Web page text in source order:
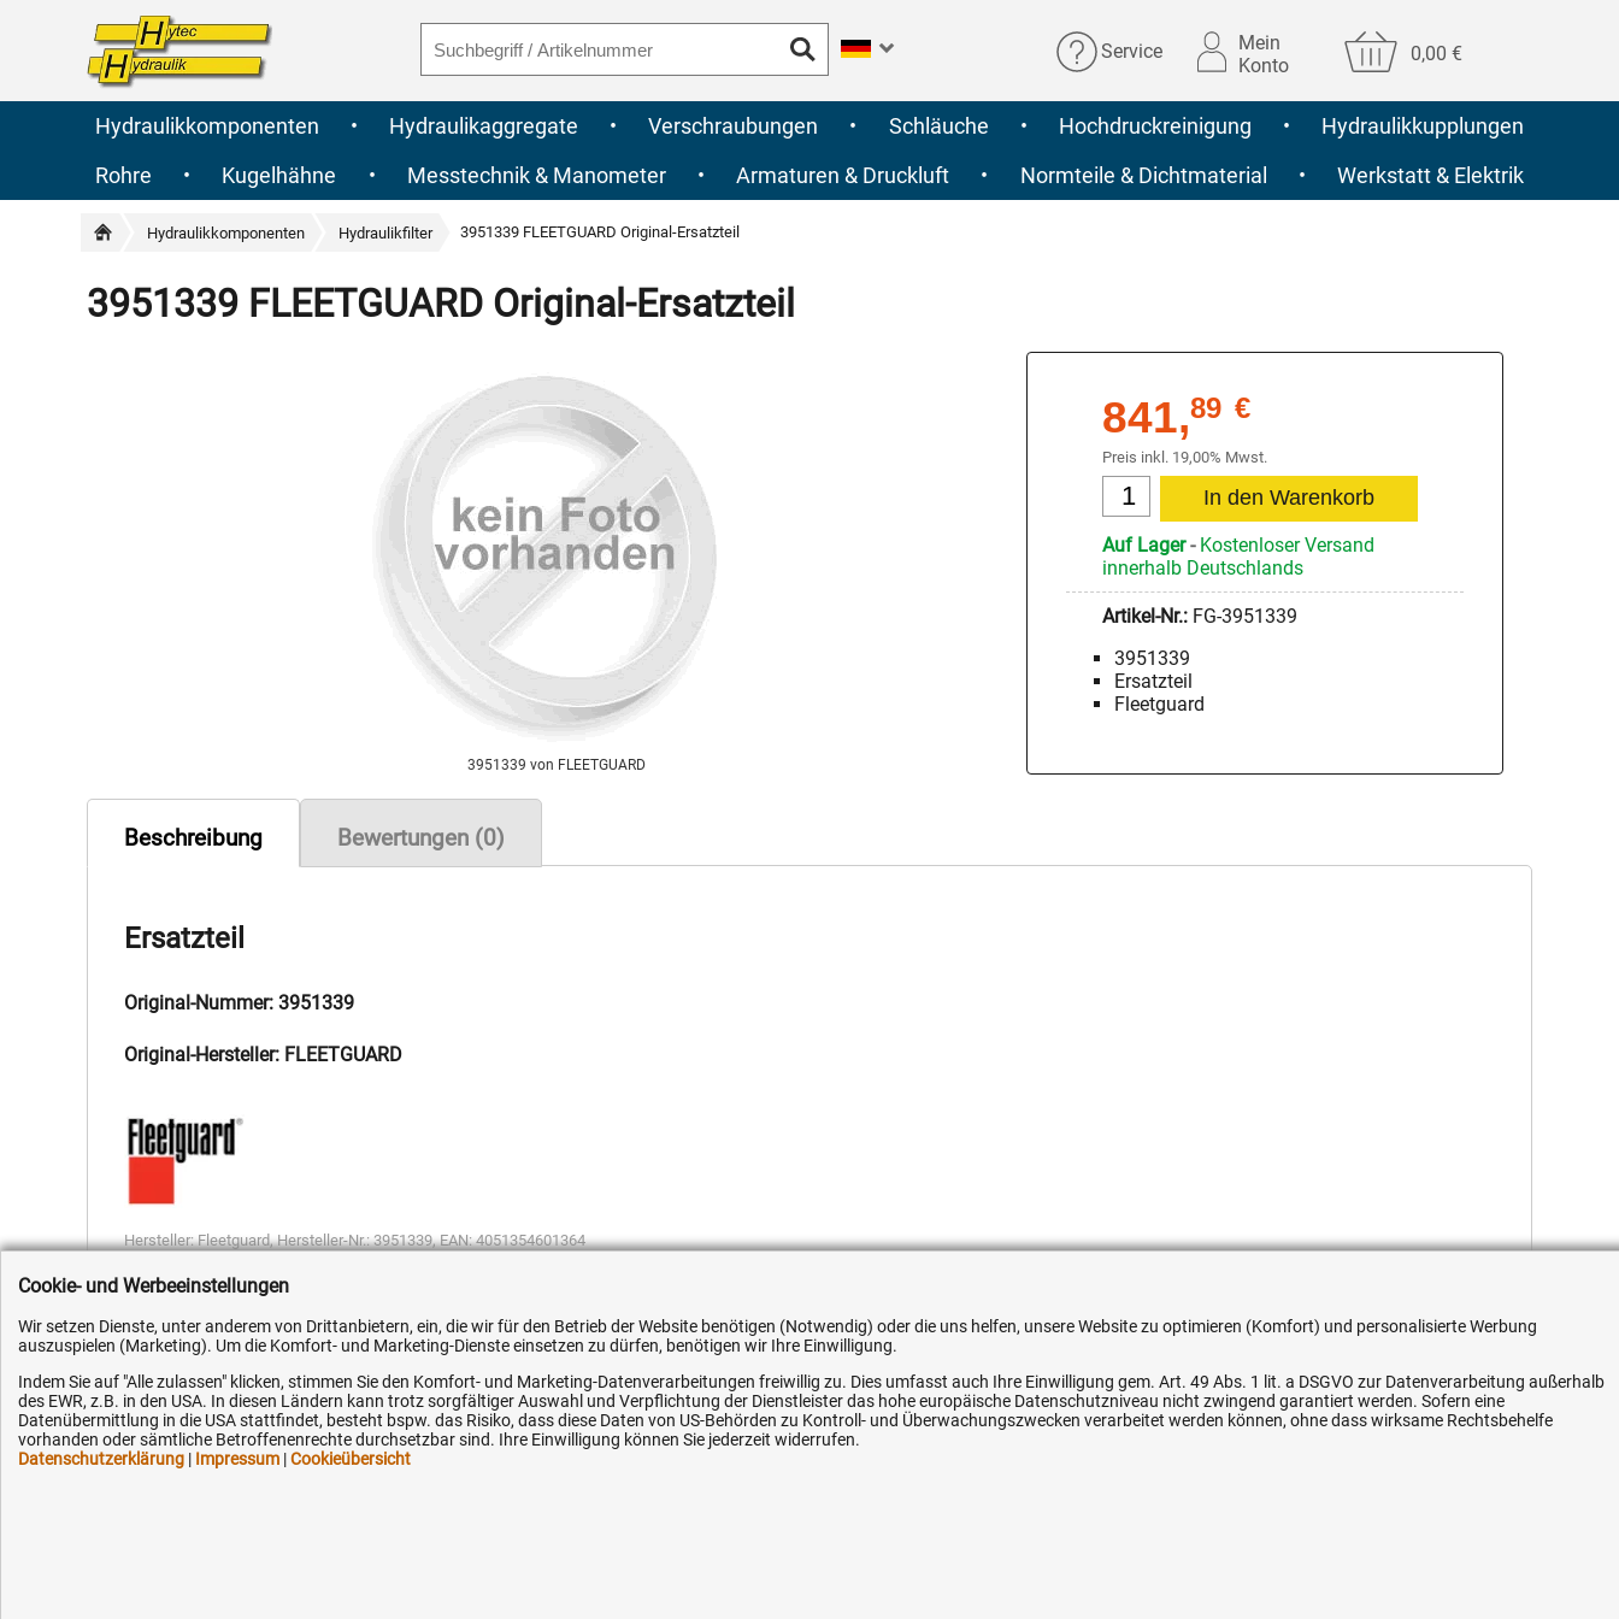
Service
Mein
Konto
0,00 €
Hydraulikkomponenten • Hydraulikaggregate • Verschraubungen • Schläuche • Hochdruckreinigung •
Hydraulikkupplungen
Rohre
• Kugelhähne • Messtechnik & Manometer • Armaturen & Druckluft • Normteile & Dichtmaterial • Werkstatt & Elektrik
Hydraulikkomponenten Hydraulikfilter 3951339 FLEETGUARD Original-Ersatzteil
3951339 FLEETGUARD Original-Ersatzteil
3951339 von FLEETGUARD
841,89 €
Preis inkl. 19,00% Mwst.
Auf Lager- Kostenloser Versand
innerhalb Deutschlands
Artikel-Nr.: FG-3951339
3951339
Ersatzteil
Fleetguard
Beschreibung
Ersatzteil
Original-Nummer: 3951339
Original-Hersteller: FLEETGUARD
Hersteller: Fleetguard,Hersteller-Nr.: 3951339,EAN: 4051354601364
Bewertungen (0)
Kundenhotline (Festnetz):
+49 (0) 5351 - 523 520
Hilfe & Service
Versandkosten
Ihre Hytec-Hydraulik Vorteile
Schneller Versand, meist am selben Tag
Flexible Zahlung
Cookie- und Werbeeinstellungen
Wir setzen Dienste, unter anderem von Drittanbietern, ein, die wir für den Betrieb der Website benötigen (Notwendig) oder die uns helfen, unsere Website zu optimieren (Komfort) und personalisierte Werbung
auszuspielen (Marketing). Um die Komfort- und Marketing-Dienste einsetzen zu dürfen, benötigen wir Ihre Einwilligung.
Indem Sie auf "Alle zulassen" klicken, stimmen Sie den Komfort- und Marketing-Datenverarbeitungen freiwillig zu. Dies umfasst auch Ihre Einwilligung gem. Art. 49 Abs. 1 lit. a DSGVO zur Datenverarbeitung außerhalb
des EWR, z.B. in den USA. In diesen Ländern kann trotz sorgfältiger Auswahl und Verpflichtung der Dienstleister das hohe europäische Datenschutzniveau nicht zwingend garantiert werden. Sofern eine
Datenübermittlung in die USA stattfindet, besteht bspw. das Risiko, dass diese Daten von US-Behörden zu Kontroll- und Überwachungszwecken verarbeitet werden können, ohne dass wirksame Rechtsbehelfe
vorhanden oder sämtliche Betroffenenrechte durchsetzbar sind. Ihre Einwilligung können Sie jederzeit widerrufen.
Datenschutzerklärung | Impressum |Cookieübersicht